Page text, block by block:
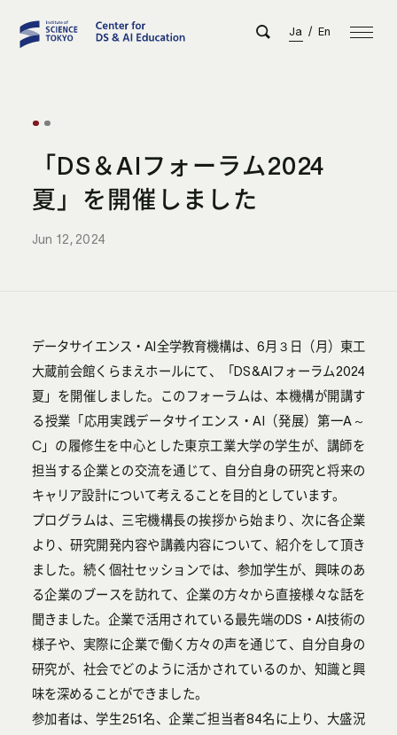
Ja / En
「DS＆AIフォーラム2024
夏」を開催しました
Jun 12, 2024
データサイエンス・AI全学教育機構は、6月３日（月）東工
大蔵前会館くらまえホールにて、「DS&AIフォーラム2024
夏」を開催しました。このフォーラムは、本機構が開講す
る授業「応用実践データサイエンス・AI（発展）第一A～
C」の履修生を中心とした東京工業大学の学生が、講師を
担当する企業との交流を通じて、自分自身の研究と将来の
キャリア設計について考えることを目的としています。
プログラムは、三宅機構長の挨拶から始まり、次に各企業
より、研究開発内容や講義内容について、紹介をして頂き
ました。続く個社セッションでは、参加学生が、興味のあ
る企業のブースを訪れて、企業の方々から直接様々な話を
聞きました。企業で活用されている最先端のDS・AI技術の
様子や、実際に企業で働く方々の声を通じて、自分自身の
研究が、社会でどのように活かされているのか、知識と興
味を深めることができました。
参加者は、学生251名、企業ご担当者84名に上り、大盛況